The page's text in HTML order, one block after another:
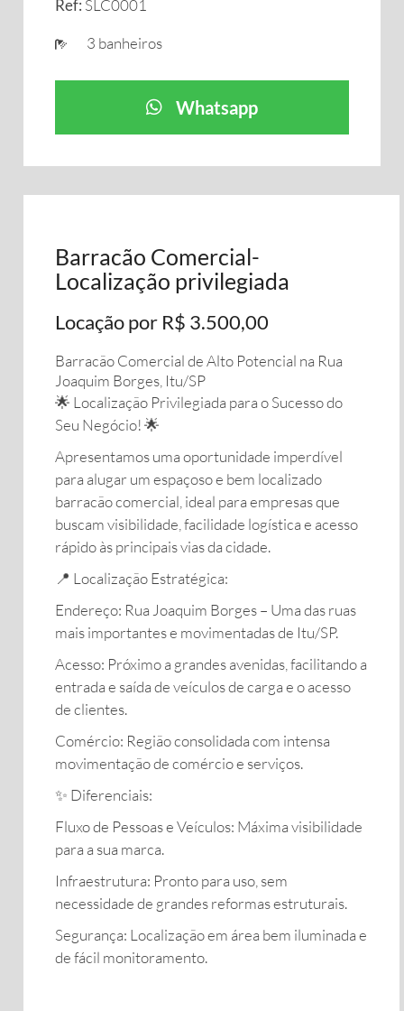
Ref: SLC0001
3 banheiros
Whatsapp
Barracão Comercial-
Localização privilegiada
Locação por R$ 3.500,00
Barracão Comercial de Alto Potencial na Rua
Joaquim Borges, Itu/SP
​🌟 Localização Privilegiada para o Sucesso do
Seu Negócio! 🌟
​Apresentamos uma oportunidade imperdível
para alugar um espaçoso e bem localizado
barracão comercial, ideal para empresas que
buscam visibilidade, facilidade logística e acesso
rápido às principais vias da cidade.
​📍 Localização Estratégica:
​Endereço: Rua Joaquim Borges – Uma das ruas
mais importantes e movimentadas de Itu/SP.
​Acesso: Próximo a grandes avenidas, facilitando a
entrada e saída de veículos de carga e o acesso
de clientes.
​Comércio: Região consolidada com intensa
movimentação de comércio e serviços.
​✨ Diferenciais:
​Fluxo de Pessoas e Veículos: Máxima visibilidade
para a sua marca.
​Infraestrutura: Pronto para uso, sem
necessidade de grandes reformas estruturais.
​Segurança: Localização em área bem iluminada e
de fácil monitoramento.